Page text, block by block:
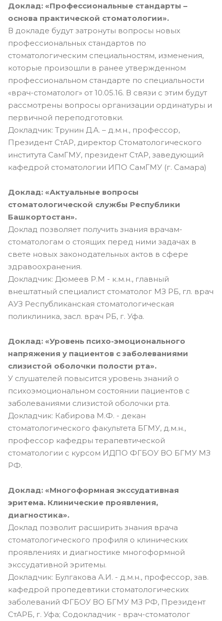
Доклад: «Профессиональные стандарты –
основа практической стоматологии».
В докладе будут затронуты вопросы новых
профессиональных стандартов по
стоматологическим специальностям, изменения,
которые произошли в ранее утвержденном
профессиональном стандарте по специальности
«врач-стоматолог» от 10.05.16. В связи с этим будут
рассмотрены вопросы организации ординатуры и
первичной переподготовки.
Докладчик: Трунин Д.А. – д.м.н., профессор,
Президент СтАР, директор Стоматологического
института СамГМУ, президент СтАР, заведующий
кафедрой стоматологии ИПО СамГМУ (г. Самара)
Доклад: «Актуальные вопросы
стоматологической службы Республики
Башкортостан».
Доклад позволяет получить знания врачам-
стоматологам о стоящих перед ними задачах в
свете новых законодательных актов в сфере
здравоохранения.
Докладчик: Дюмеев Р.М - к.м.н., главный
внештатный специалист стоматолог МЗ РБ, гл. врач
АУЗ Республиканская стоматологическая
поликлиника, засл. врач РБ, г. Уфа.
Доклад: «Уровень психо-эмоционального
напряжения у пациентов с заболеваниями
слизистой оболочки полости рта».
У слушателей повысится уровень знаний о
психоэмоциональном состоянии пациентов с
заболеваниями слизистой оболочки рта.
Докладчик: Кабирова М.Ф. - декан
стоматологического факультета БГМУ, д.м.н.,
профессор кафедры терапевтической
стоматологии с курсом ИДПО ФГБОУ ВО БГМУ МЗ
РФ.
Доклад: «Многоформная экссудативная
эритема. Клинические проявления,
диагностика».
Доклад позволит расширить знания врача
стоматологического профиля о клинических
проявлениях и диагностике многоформной
экссудативной эритемы.
Докладчик: Булгакова А.И. - д.м.н., профессор, зав.
кафедрой пропедевтики стоматологических
заболеваний ФГБОУ ВО БГМУ МЗ РФ, Президент
СтАРБ, г. Уфа; Содокладчик - врач-стоматолог